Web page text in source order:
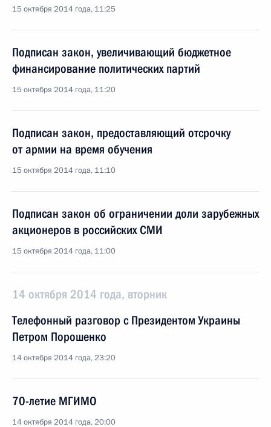
15 октября 2014 года, 11:25
Подписан закон, увеличивающий бюджетное
финансирование политических партий
15 октября 2014 года, 11:20
Подписан закон, предоставляющий отсрочку
от армии на время обучения
15 октября 2014 года, 11:10
Подписан закон об ограничении доли зарубежных
акционеров в российских СМИ
15 октября 2014 года, 11:00
14 октября 2014 года, вторник
Телефонный разговор с Президентом Украины
Петром Порошенко
14 октября 2014 года, 23:20
70-летие МГИМО
14 октября 2014 года, 20:00